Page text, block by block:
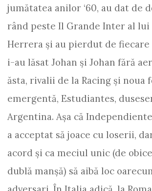
jumătatea anilor ‘60, au dat de
rând peste Il Grande Inter al lui
Herrera şi au pierdut de fiecare
i-au lăsat Johan şi Johan fără
ăsta, rivalii de la Racing şi noua
emergentă, Estudiantes,
Argentina. Aşa că
a acceptat să joace cu loserii,
acord şi ca meciul unic (de
dublă manşă) să aibă loc